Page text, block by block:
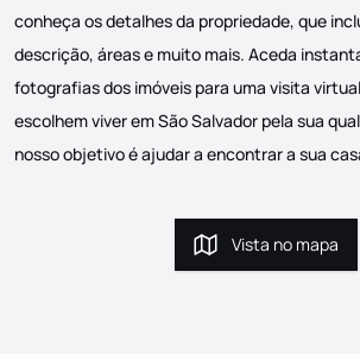
conheça os detalhes da propriedade, que
descrição, áreas e muito mais. Aceda
fotografias dos imóveis para uma visita
escolhem viver em São Salvador pela sua
nosso objetivo é ajudar a encontrar a sua
Vista no mapa
Vista no mapa